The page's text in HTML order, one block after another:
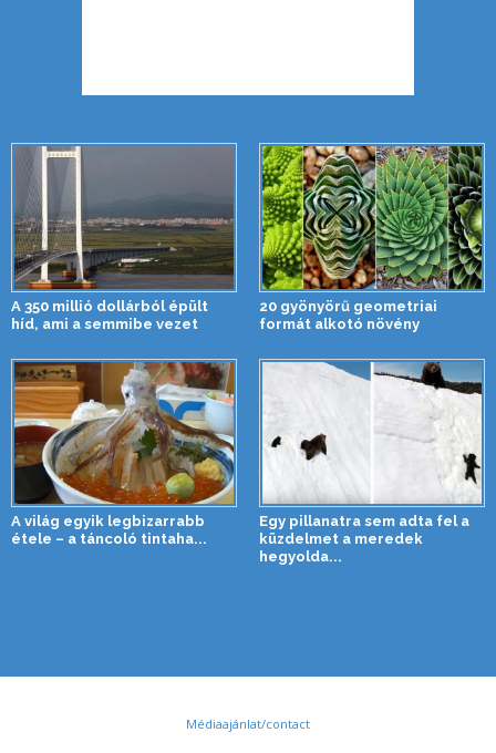
A 350 millió dollárból épült
híd, ami a semmibe vezet
20 gyönyörű geometriai
formát alkotó növény
A világ egyik legbizarrabb
étele – a táncoló tintaha...
Egy pillanatra sem adta fel a
küzdelmet a meredek
hegyolda...
Médiaajánlat/contact